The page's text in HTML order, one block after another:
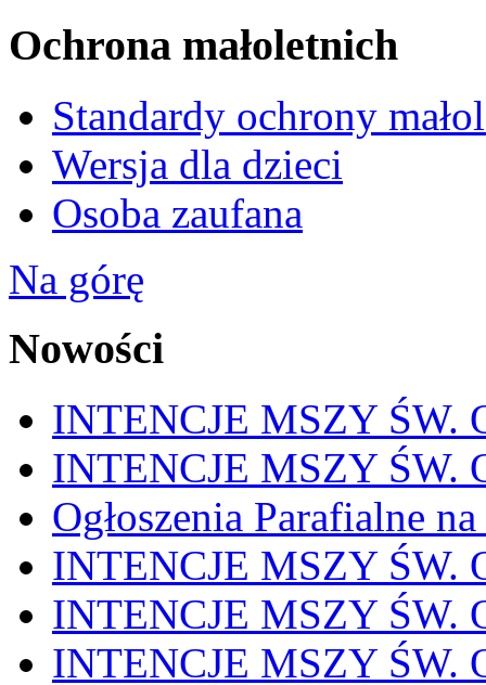
Ochrona małoletnich
Standardy ochrony
Wersja dla dzieci
Osoba zaufana
Na górę
Nowości
INTENCJE MSZY ŚW.
INTENCJE MSZY ŚW.
Ogłoszenia Parafialne
INTENCJE MSZY ŚW.
INTENCJE MSZY ŚW.
INTENCJE MSZY ŚW.